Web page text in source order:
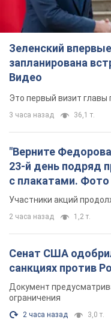
"Верните
23-й день подряд
с плакатами.
Участники акций
2 часа назад 1,2 т.
Сенат США
санкциях против
Документ
ограничения